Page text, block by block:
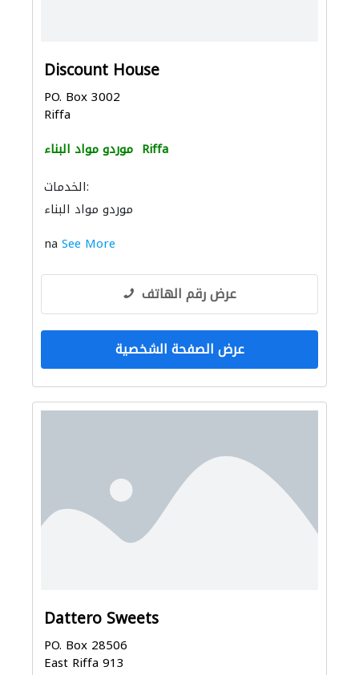
Discount House
PO. Box 3002
Riffa
موردو مواد البناء Riffa
الخدمات:
موردو مواد البناء
na See More
عرض رقم الهاتف
عرض الصفحة الشخصية
Dattero Sweets
PO. Box 28506
East Riffa 913